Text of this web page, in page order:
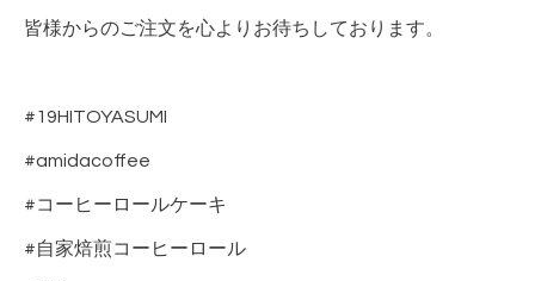
皆様からのご注文を心よりお待ちしております。
#19HITOYASUMI
#amidacoffee
#コーヒーロールケーキ
#自家焙煎コーヒーロール